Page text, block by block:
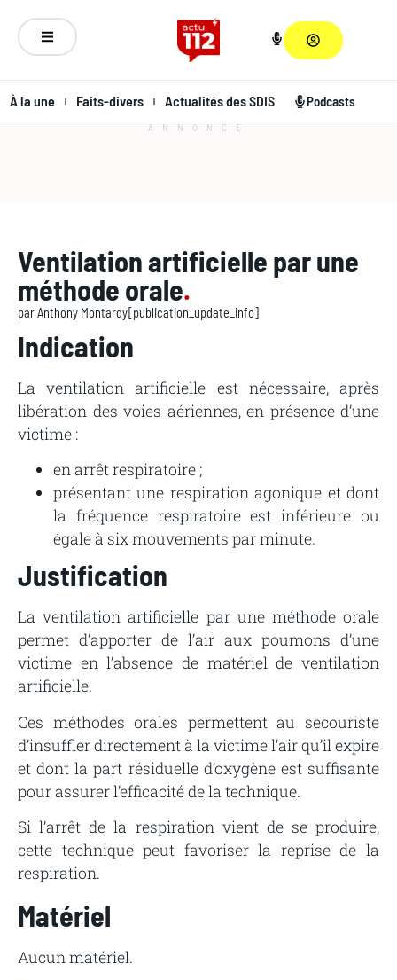
À la une Faits-divers Actualités des SDIS Podcasts
ANNONCE
Ventilation artificielle par une
méthode orale.
parAnthony Montardy[publication_update_info]
Indication
La ventilation artificielle est nécessaire, après
libération des voies aériennes, en présence d’une
victime :
en arrêt respiratoire ;
présentant une respiration agonique et dont
la fréquence respiratoire est inférieure ou
égaleà sixmouvements parminute.
Justification
La ventilation artificielle par une méthode orale
permet d’apporter de l’air aux poumons d’une
victime en l’absence de matériel de ventilation
artificielle.
Ces méthodes orales permettent au secouriste
d’insufflerdirectementà la victimel’airqu’ilexpire
et dont la part résiduelle d’oxygène est suffisante
pourassurerl’efficacitédela technique.
Si l’arrêt de la respiration vient de se produire,
cette technique peut favoriser la reprise de la
respiration.
Matériel
Aucun matériel.